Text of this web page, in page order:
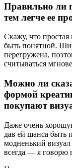
Правильно ли
тем легче ее
Скажу, что
быть понятной.
перегружена,
считываться
Можно ли
формой
покупают
Даже очень
дав ей шанса быть
модненький
всегда — я говорю